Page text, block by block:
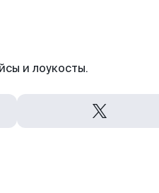
и лоукосты.